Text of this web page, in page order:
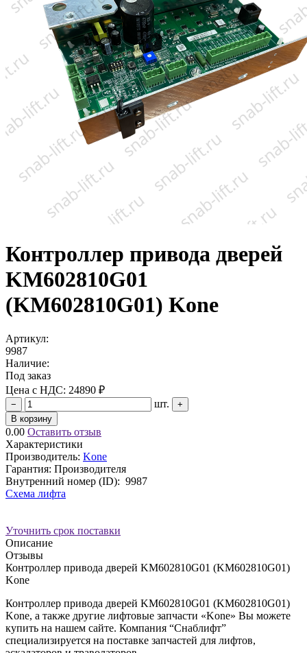
Контроллер привода дверей
KM602810G01
(KM602810G01) Kone
Артикул:
9987
Наличие:
Под заказ
Цена с НДС: 24890 ₽
− шт.
+
В корзину
0.00 Оставить отзыв
Характеристики
Производитель: Kone
Гарантия: Производителя
Внутренний номер (ID): 9987
Схема лифта
Уточнить срок поставки
Описание
Отзывы
Контроллер привода дверей KM602810G01 (KM602810G01)
Kone
Контроллер привода дверей KM602810G01 (KM602810G01)
Kone, а также другие лифтовые запчасти «Kone» Вы можете
купить на нашем сайте. Компания “Снаблифт”
специализируется на поставке запчастей для лифтов,